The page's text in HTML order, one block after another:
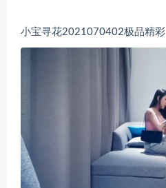
小宝寻花2021070402极品精彩